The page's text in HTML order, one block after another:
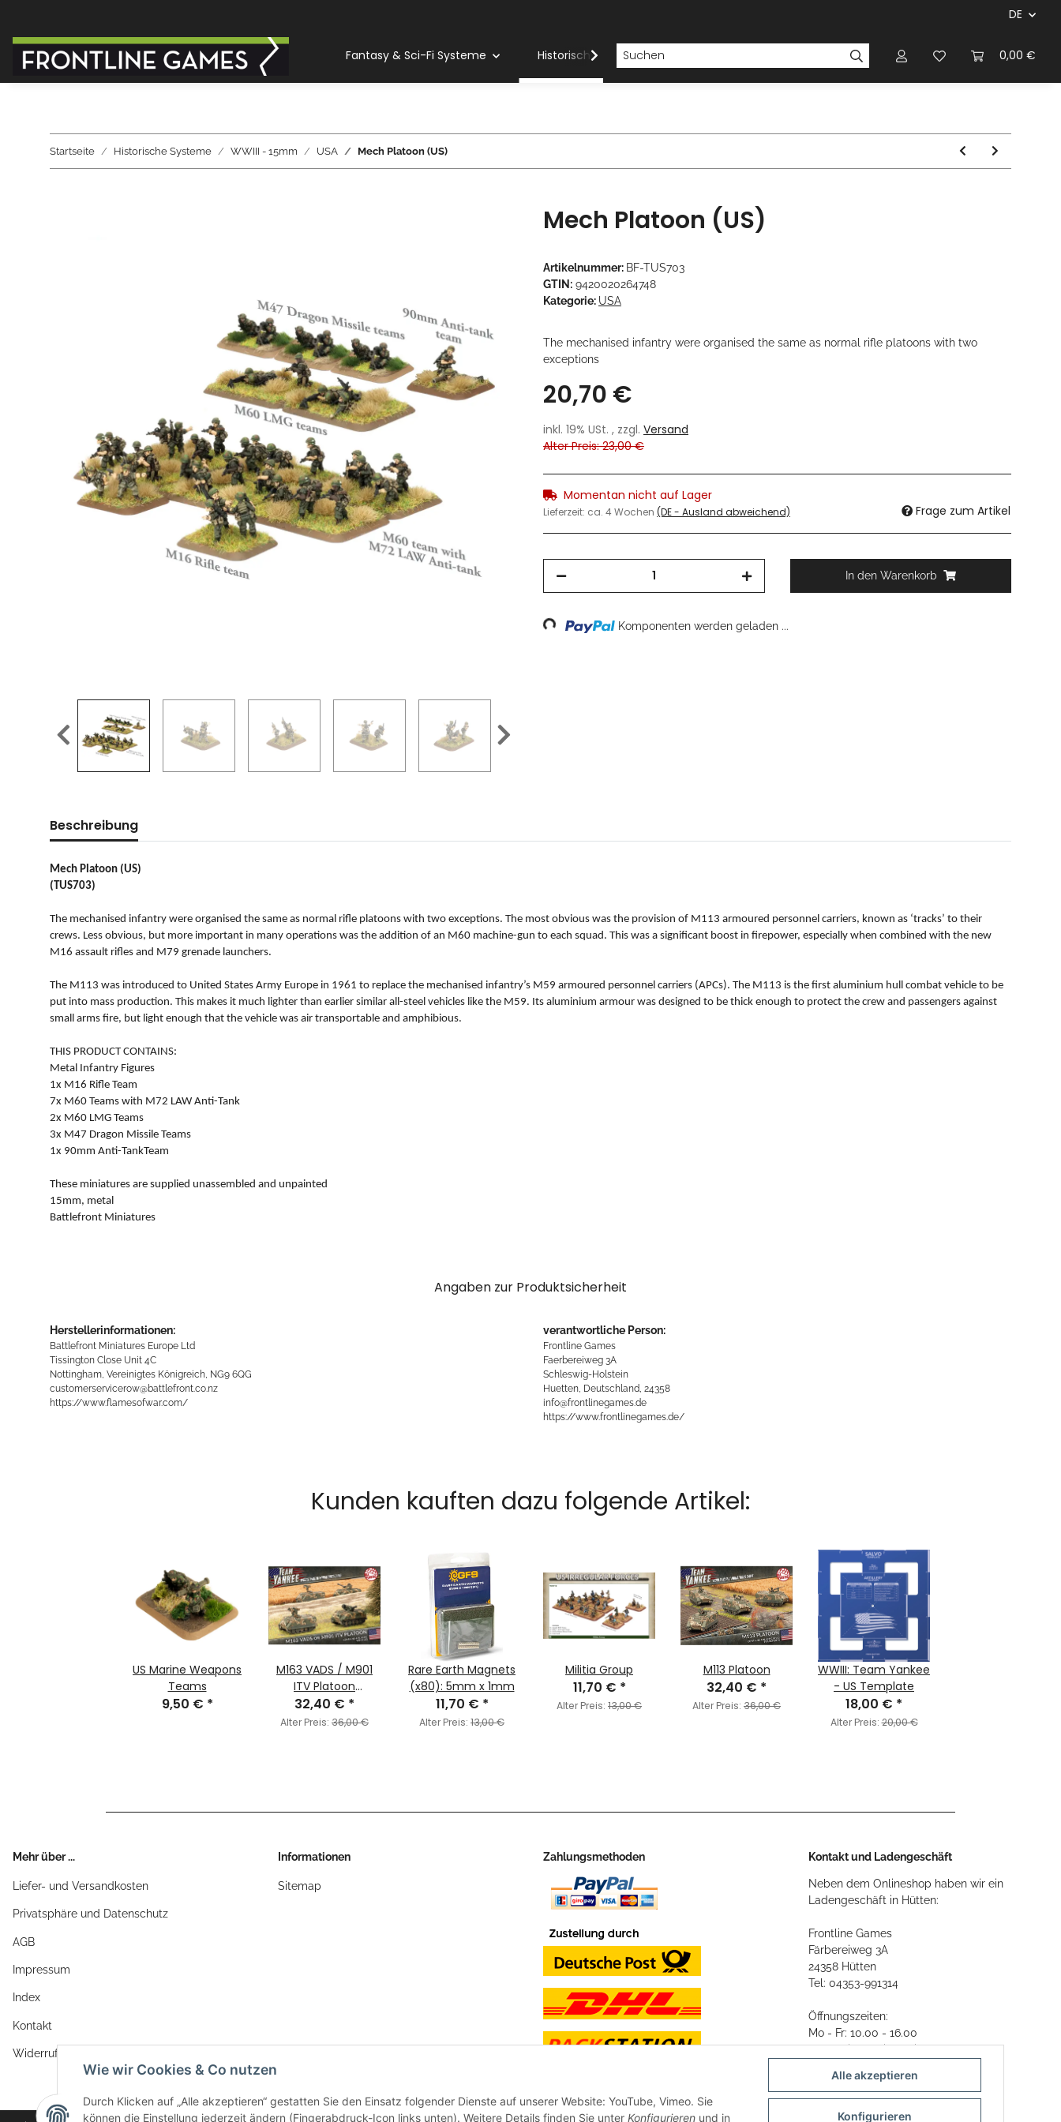
DE
0,00 €
Fantasy & Sci-Fi Systeme Historische Systeme Regelbücher Magazinen &
Startseite Historische Systeme WWIII - 15mm USA Mech Platoon (US)
Mech Platoon (US)
Artikelnummer: BF-TUS703
GTIN: 9420020264748
Kategorie: USA
The mechanised infantry were organised the same as normal rifle platoons with two
exceptions
20,70 €
inkl. 19% USt. , zzgl. Versand
Alter Preis: 23,00 €
Momentan nicht auf Lager
Lieferzeit: ca. 4 Wochen (DE - Ausland abweichend) Frage zum Artikel
In den Warenkorb
Loading... Komponenten werden geladen ...
Beschreibung
Mech Platoon (US)
(TUS703)
The mechanised infantry were organised the same as normal rifle platoons with two exceptions. The most obvious was the provision of M113 armoured personnel carriers, known as ‘tracks’ to their
crews. Less obvious, but more important in many operations was the addition of an M60 machine-gun to each squad. This was a significant boost in firepower, especially when combined with the new
M16 assault rifles and M79 grenade launchers.
The M113 was introduced to United States Army Europe in 1961 to replace the mechanised infantry’s M59 armoured personnel carriers (APCs). The M113 is the first aluminium hull combat vehicle to be
put into mass production. This makes it much lighter than earlier similar all-steel vehicles like the M59. Its aluminium armour was designed to be thick enough to protect the crew and passengers against
small arms fire, but light enough that the vehicle was air transportable and amphibious.
THIS PRODUCT CONTAINS:
Metal Infantry Figures
1x M16 Rifle Team
7x M60 Teams with M72 LAW Anti-Tank
2x M60 LMG Teams
3x M47 Dragon Missile Teams
1x 90mm Anti-TankTeam
These miniatures are supplied unassembled and unpainted
15mm, metal
Battlefront Miniatures
Angaben zur Produktsicherheit
Herstellerinformationen:
Battlefront Miniatures Europe Ltd
Tissington Close Unit 4C
Nottingham, Vereinigtes Königreich, NG9 6QG
customerservicerow@battlefront.co.nz
https://www.flamesofwar.com/
verantwortliche Person:
Frontline Games
Faerbereiweg 3A
Schleswig-Holstein
Huetten, Deutschland, 24358
info@frontlinegames.de
https://www.frontlinegames.de/
Kunden kauften dazu folgende Artikel:
US Marine Weapons
Teams
9,50 € *
M163 VADS / M901
ITV Platoon
(USA/Israel)
32,40 € *
Alter Preis: 36,00 €
Rare Earth Magnets
(x80): 5mm x 1mm
11,70 € *
Alter Preis: 13,00 €
Militia Group
11,70 € *
Alter Preis: 13,00 €
M113 Platoon
32,40 € *
Alter Preis: 36,00 €
WWIII: Team Yankee
- US Template
18,00 € *
Alter Preis:20,00 €
Mehr über ...
Liefer- und Versandkosten
Privatsphäre und Datenschutz
AGB
Impressum
Index
Kontakt
Widerrufsrecht
Informationen
Sitemap
Zahlungsmethoden Kontakt und Ladengeschäft
Neben dem Onlineshop haben wir ein
Ladengeschäft in Hütten:
Frontline Games
Färbereiweg 3A
24358 Hütten
Tel: 04353-991314
Öffnungszeiten:
Mo - Fr: 10.00 - 16.00
Oder mit Terminvereinbarung
E-Mail:info@frontlinegames.de
Wie wir Cookies & Co nutzen
Durch Klicken auf „Alle akzeptieren“ gestatten Sie den Einsatz folgender Dienste auf unserer Website: YouTube, Vimeo. Sie
können die Einstellung jederzeit ändern (Fingerabdruck-Icon links unten). Weitere Details finden Sie unter Konfigurieren und in
Alle akzeptieren
Konfigurieren